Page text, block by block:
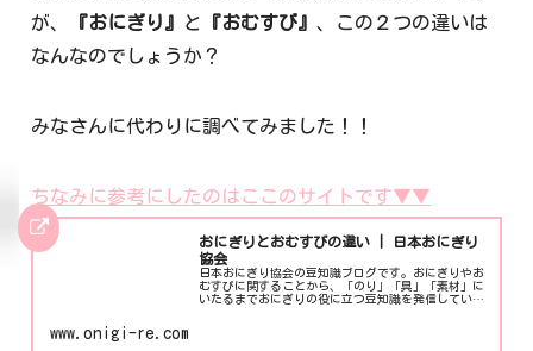
が、
『おにぎり』 と 『おむすび』 、この２つの違いは
なんなのでしょうか？
みなさんに代わりに調べてみました！！
ちなみに参考にしたのはここのサイトです▼▼
おにぎりとおむすびの違い | 日本おにぎり
協会
日本おにぎり協会の豆知識ブログです。おにぎりやお
むすびに関することから、「のり」「具」「素材」に
いたるまでおにぎりの役に立つ豆知識を発信していま
www.onigi-re.com